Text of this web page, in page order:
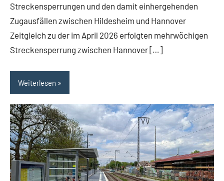
Streckensperrungen und den damit einhergehenden
Zugausfällen zwischen Hildesheim und Hannover
Zeitgleich zu der im April 2026 erfolgten mehrwöchigen
Streckensperrung zwischen Hannover […]
Weiterlesen